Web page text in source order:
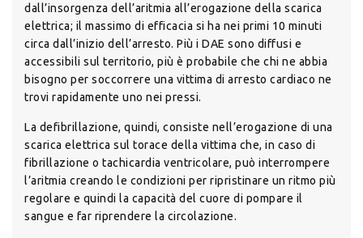
dall’insorgenza dell’aritmia all’erogazione della scarica
elettrica; il massimo di efficacia si ha nei primi 10 minuti
circa dall’inizio dell’arresto. Più i DAE sono diffusi e
accessibili sul territorio, più è probabile che chi ne abbia
bisogno per soccorrere una vittima di arresto cardiaco ne
trovi rapidamente uno nei pressi.
La defibrillazione, quindi, consiste nell’erogazione di una
scarica elettrica sul torace della vittima che, in caso di
fibrillazione o tachicardia ventricolare, può interrompere
l’aritmia creando le condizioni per ripristinare un ritmo più
regolare e quindi la capacità del cuore di pompare il
sangue e far riprendere la circolazione.